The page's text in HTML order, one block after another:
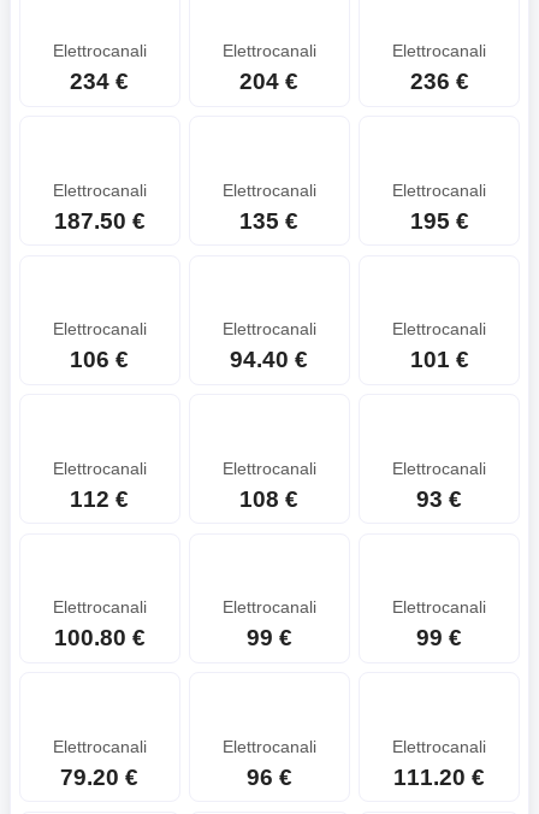
Elettrocanali
234 €
Elettrocanali
204 €
Elettrocanali
236 €
Elettrocanali
187.50 €
Elettrocanali
135 €
Elettrocanali
195 €
Elettrocanali
106 €
Elettrocanali
94.40 €
Elettrocanali
101 €
Elettrocanali
112 €
Elettrocanali
108 €
Elettrocanali
93 €
Elettrocanali
100.80 €
Elettrocanali
99 €
Elettrocanali
99 €
Elettrocanali
79.20 €
Elettrocanali
96 €
Elettrocanali
111.20 €